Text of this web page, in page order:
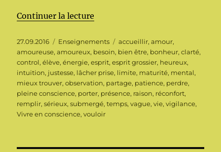
Continuer la lecture
Publié
le
27.09.2016 Catégories
Enseignements Étiquettes
accueillir,amour,
amoureuse,amoureux, besoin, bien être, bonheur,clarté,
control,élève,énergie,esprit,esprit grossier, heureux,
intuition, justesse, lâcher prise, limite, maturité, mental,
mieux trouver,observation, partage, patience, perdre,
pleine conscience, porter, présence, raison, réconfort,
remplir,sérieux,submergé,temps,vague,vie,vigilance,
Vivre en conscience,vouloir